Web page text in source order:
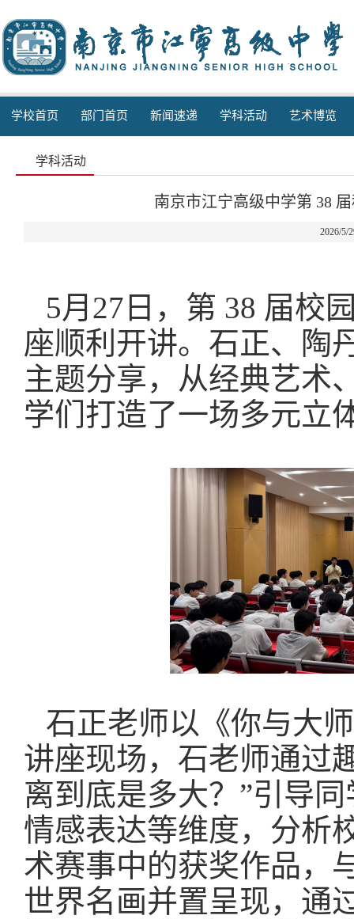
学校首页 部门首页 新闻速递 学科活动 艺术博览
学科活动
南京市江宁高级中学第 38
2026/5/
5月 27 日，第 38 届校
座顺利开讲。石正、陶
主题分享，从经典艺术
学们打造了一场多元立
石正老师以《你与大
讲座现场，石老师通过
离到底是多大？”引导
情感表达等维度，分析
术赛事中的获奖作品，
世界名画并置呈现，通